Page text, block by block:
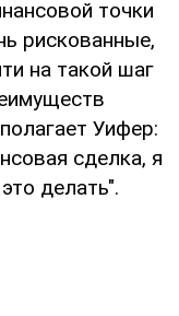
точки
рискованные,
на такой шаг
Уифер:
сделка, я
делать".